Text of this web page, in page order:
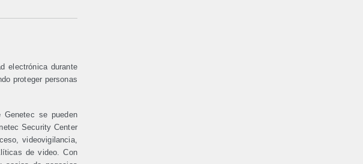
electrónica durante
proteger personas
se pueden
Security Center
videovigilancia,
de video. Con